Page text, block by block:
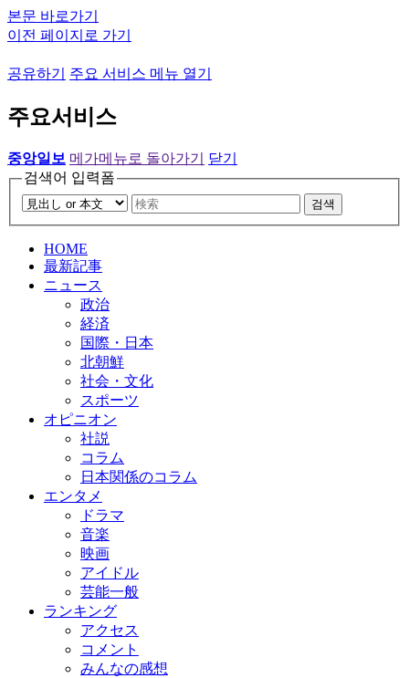
본문 바로가기
이전 페이지로 가기
공유하기 주요 서비스 메뉴 열기
주요서비스
중앙일보 메가메뉴로 돌아가기
닫기
검색어 입력폼
검색
HOME
最新記事
ニュース
政治
経済
国際・日本
北朝鮮
社会・文化
スポーツ
オピニオン
社説
コラム
日本関係のコラム
エンタメ
ドラマ
音楽
映画
アイドル
芸能一般
ランキング
アクセス
コメント
みんなの感想